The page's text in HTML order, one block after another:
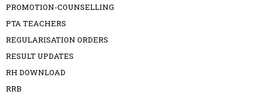
PROMOTION-COUNSELLING
PTA TEACHERS
REGULARISATION ORDERS
RESULT UPDATES
RH DOWNLOAD
RRB